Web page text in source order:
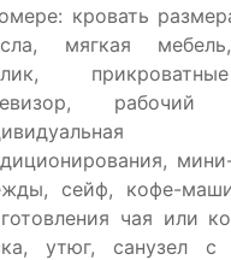
кровать
мягкая
сейф, кофе-
чая или
утюг, санузел с